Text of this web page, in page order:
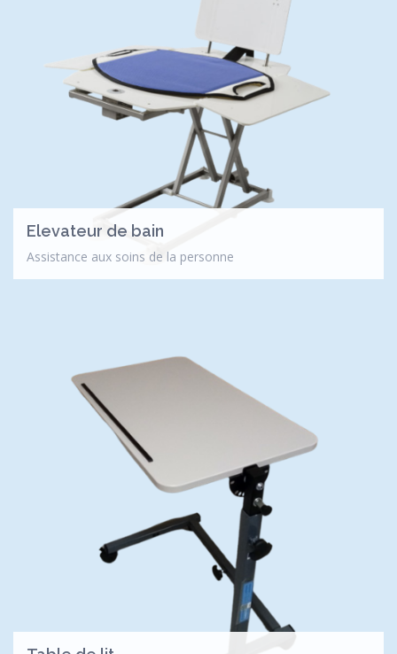
Elevateur de bain
Assistance aux soins de la personne